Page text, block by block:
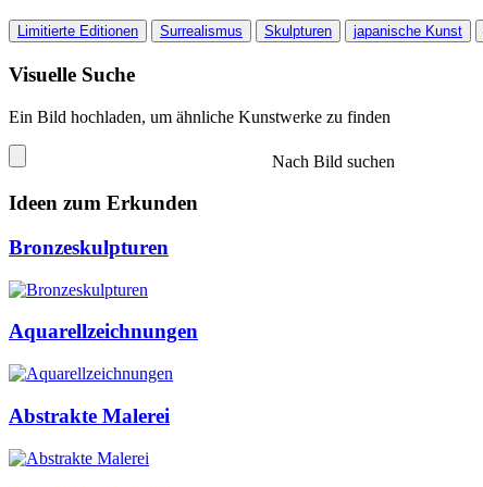
Limitierte Editionen Surrealismus Skulpturen japanische Kunst
Visuelle Suche
Ein Bild hochladen, um ähnliche Kunstwerke zu finden
Nach Bild suchen
Ideen zum Erkunden
Bronzeskulpturen
Aquarellzeichnungen
Abstrakte Malerei